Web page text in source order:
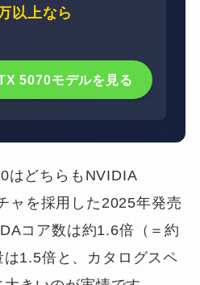
以上なら
5070モデルを見る
はどちらもNVIDIA
ャを採用した2025年発売
コア数は約1.6倍（＝約
1.5倍と、カタログスペ